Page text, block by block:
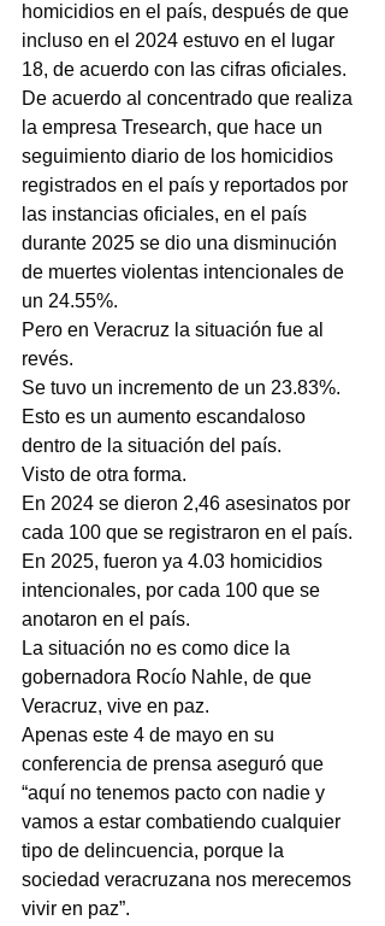
homicidios en el país, después de que
incluso en el 2024 estuvo en el lugar
18, de acuerdo con las cifras oficiales.
De acuerdo al concentrado que realiza
la empresa Tresearch, que hace un
seguimiento diario de los homicidios
registrados en el país y reportados por
las instancias oficiales, en el país
durante 2025 se dio una disminución
de muertes violentas intencionales de
un 24.55%.
Pero en Veracruz la situación fue al
revés.
Se tuvo un incremento de un 23.83%.
Esto es un aumento escandaloso
dentro de la situación del país.
Visto de otra forma.
En 2024 se dieron 2,46 asesinatos por
cada 100 que se registraron en el país.
En 2025, fueron ya 4.03 homicidios
intencionales, por cada 100 que se
anotaron en el país.
La situación no es como dice la
gobernadora Rocío Nahle, de que
Veracruz, vive en paz.
Apenas este 4 de mayo en su
conferencia de prensa aseguró que
“aquí no tenemos pacto con nadie y
vamos a estar combatiendo cualquier
tipo de delincuencia, porque la
sociedad veracruzana nos merecemos
vivir en paz”.